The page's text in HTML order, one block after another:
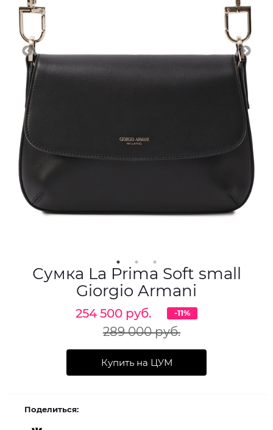
Сумка La Prima Soft small
Giorgio Armani
254 500 руб.
289 000 руб.
-11%
Купить на ЦУМ
Поделиться: